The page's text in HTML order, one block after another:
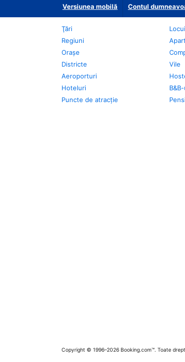
Versiunea mobilă Contul
Ţări
Regiuni
Oraşe
Districte
Aeroporturi
Hoteluri
Puncte de atracţie
Vile
Copyright © 1996–2026 Booking.com™. Toate